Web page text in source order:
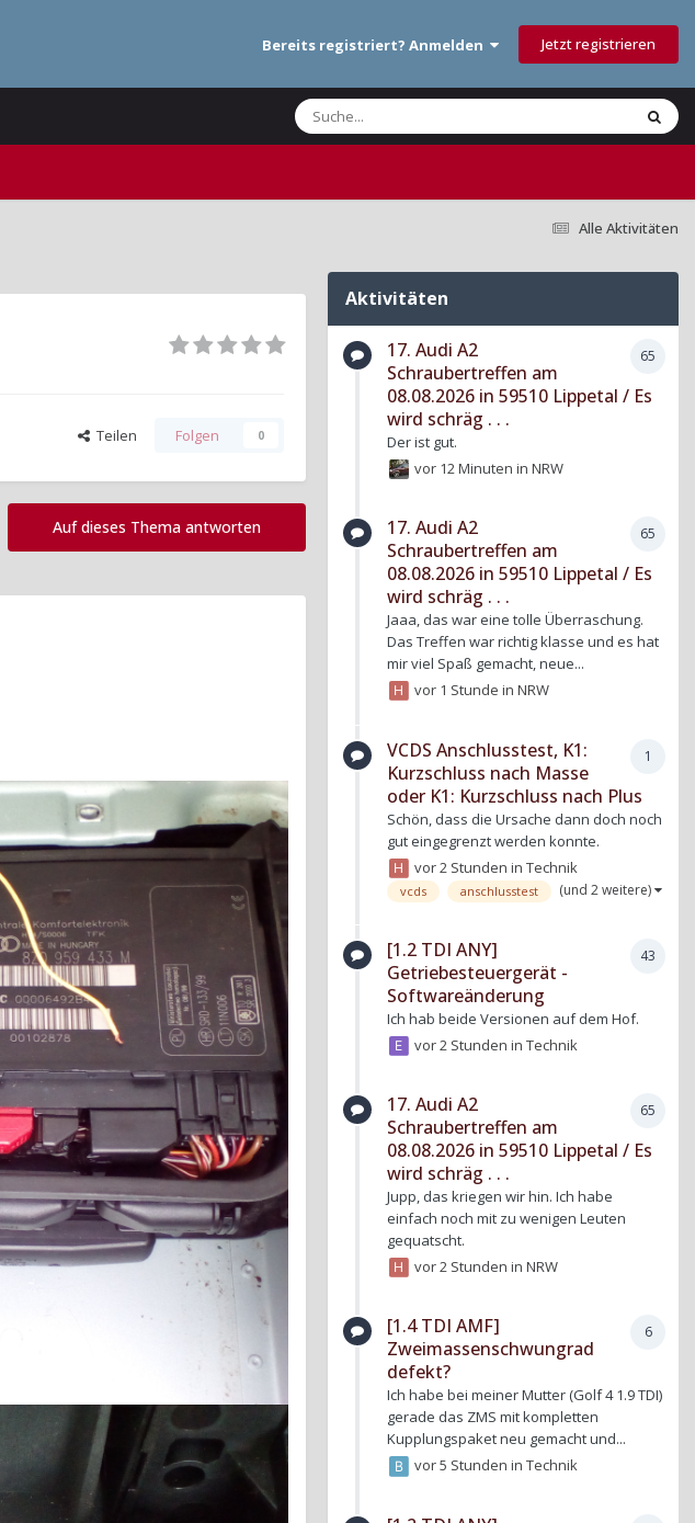
Bereits registriert? Anmelden Jetzt registrieren
Alle Aktivitäten
Teilen Folgen 0
Auf dieses Thema antworten
Aktivitäten
65
17. Audi A2
Schraubertreffen am
08.08.2026 in 59510 Lippetal / Es
wird schräg . . .
Der ist gut.
vor 12 MinuteninNRW
65
17. Audi A2
Schraubertreffen am
08.08.2026 in 59510 Lippetal / Es
wird schräg . . .
Jaaa, das war eine tolle Überraschung.
Das Treffen war richtig klasse und es hat
mir viel Spaß gemacht, neue...
vor 1 Stunde inNRW
1
VCDS Anschlusstest, K1:
Kurzschluss nach Masse
oder K1: Kurzschluss nach Plus
Schön, dass die Ursache dann doch noch
gut eingegrenzt werden konnte.
vor 2 Stunden inTechnik
vcds anschlusstest (und 2 weitere)
43
[1.2 TDI ANY]
Getriebesteuergerät -
Softwareänderung
Ich hab beide Versionen auf dem Hof.
vor 2 Stunden inTechnik
65
17. Audi A2
Schraubertreffen am
08.08.2026 in 59510 Lippetal / Es
wird schräg . . .
Jupp, das kriegen wir hin. Ich habe
einfach noch mit zu wenigen Leuten
gequatscht.
vor 2 Stunden inNRW
6
[1.4 TDI AMF]
Zweimassenschwungrad
defekt?
Ich habe bei meiner Mutter (Golf 4 1.9 TDI)
gerade das ZMS mit kompletten
Kupplungspaket neu gemacht und...
vor 5 Stunden inTechnik